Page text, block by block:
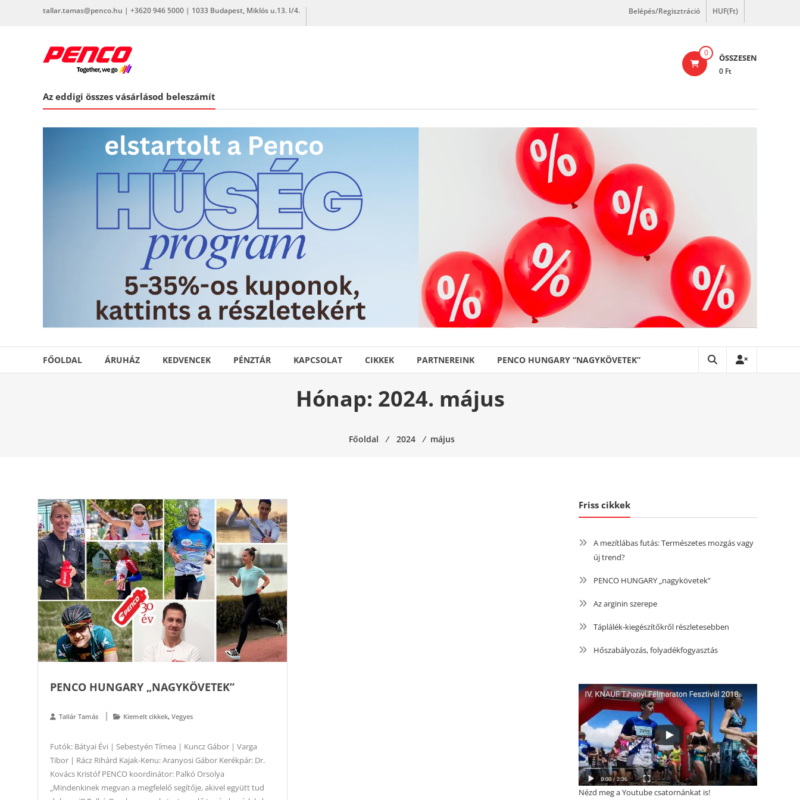
tallar.tamas@penco.hu | +3620 946 5000 | 1033 Budapest, Miklós u.13. I/4. Belépés/Regisztráció HUF(Ft)
penco.hu 0 ÖSSZESEN
0 Ft
Az eddigi összes vásárlásod beleszámít
FŐOLDAL ÁRUHÁZ KEDVENCEK PÉNZTÁR KAPCSOLAT CIKKEK PARTNEREINK PENCO HUNGARY “NAGYKÖVETEK”
Hónap: 2024. május
Főoldal ⁄ 2024 ⁄ május
PENCO HUNGARY „NAGYKÖVETEK”
Tallár Tamás Kiemelt cikkek, Vegyes
Futók: Bátyai Évi | Sebestyén Tímea | Kuncz Gábor | Varga
Tibor | Rácz Rihárd Kajak-Kenu: Aranyosi Gábor Kerékpár: Dr.
Kovács Kristóf PENCO koordinátor: Palkó Orsolya
„Mindenkinek megvan a megfelelő segítője, akivel együtt tud
Friss cikkek
A mezítlábas futás: Természetes mozgás vagy
új trend?
PENCO HUNGARY „nagykövetek”
Az arginin szerepe
Táplálék-kiegészítőkről részletesebben
Hőszabályozás, folyadékfogyasztás
Nézd meg a Youtube csatornánkat is!